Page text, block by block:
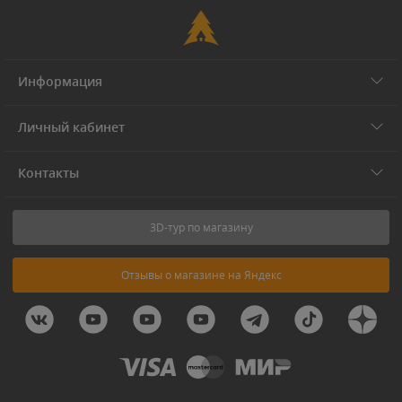
Информация
Личный кабинет
Контакты
3D-тур по магазину
Отзывы о магазине на Яндекс